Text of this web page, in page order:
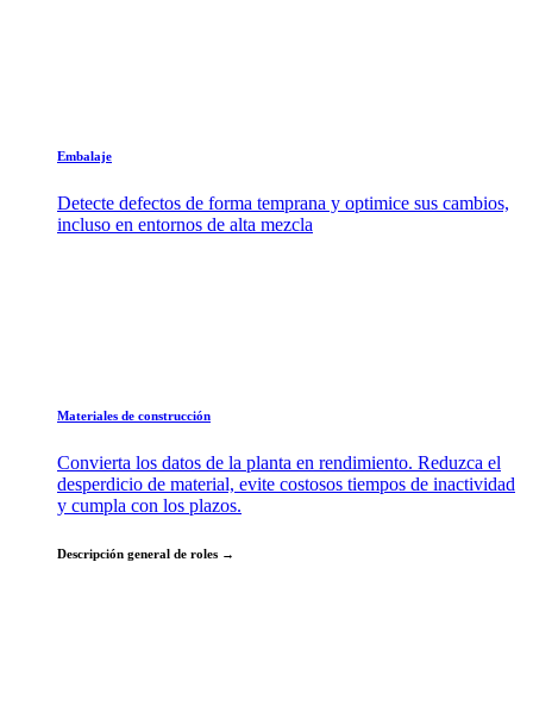
Embalaje
Detecte defectos de forma temprana y optimice sus cambios,
incluso en entornos de alta mezcla
Materiales de construcción
Convierta los datos de la planta en rendimiento. Reduzca el
desperdicio de material, evite costosos tiempos de inactividad
y cumpla con los plazos.
Descripción general de roles →